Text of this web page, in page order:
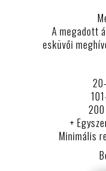
A megadott
esküvői
+
Minimális